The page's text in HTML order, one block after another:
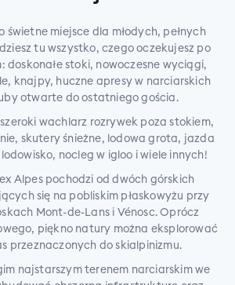
świetne miejsce dla młodych, pełnych
tu wszystko, czego oczekujesz po
doskonałe stoki, nowoczesne wyciągi,
knajpy, huczne apresy w narciarskich
otwarte do ostatniego gościa.
wachlarz rozrywek poza stokiem,
skutery śnieżne, lodowa grota, jazda
nocleg w igloo i wiele innych!
Alpes pochodzi od dwóch górskich
się na pobliskim płaskowyżu przy
Mont-de-Lans i Vénosc. Oprócz
piękno natury można eksplorować
przeznaczonych do skialpinizmu.
najstarszym terenem narciarskim we